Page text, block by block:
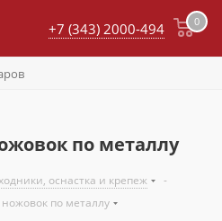
0
+7 (343) 2000-494
по металлу
оснастка и крепеж
-
по металлу